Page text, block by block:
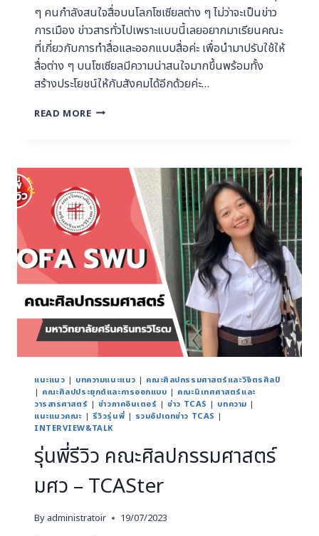
ๆ คนกำลังสนใจสื่อบนโลกโซเซียลต่าง ๆ ไม่ว่าจะเป็นข่าว
การเมือง ข่าวสารทั่วไปเพราะแบบนี้เลยอยากมาเรียนคณะ
ที่เกี่ยวกับการทำสื่อและออกแบบสื่อค่ะ เพื่อนำมาปรับใช้ให้
สื่อต่าง ๆ บนโซเซียลมีความน่าสนใจมากขึ้นพร้อมทั้ง
สร้างประโยชน์ให้กับสังคมได้อีกด้วยค่ะ…
READ MORE
แนะแนว | บทความแนะแนว | คณะศิลปกรรมศาสตร์และวิจิตรศิลป์
| คณะศิลปประยุกต์และการออกแบบ | คณะนิเทศศาสตร์และ
วารสารศาสตร์ | ข่าวภาคอินเตอร์ |ข่าว TCAS | บทความ |
แนะแนวคณะ | รีวิวรุ่นพี่ | รวมอัปเดทข่าว TCAS |
INTERVIEW&TALK
รุ่นพี่รีวิว คณะศิลปกรรมศาสตร์
มศว – TCASter
By administratoir 19/07/2023